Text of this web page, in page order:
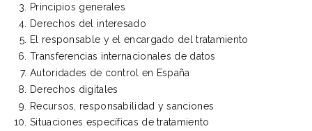
Principios generales
Derechos del interesado
El responsable y el encargado del tratamiento
Transferencias internacionales de datos
Autoridades de control en España
Derechos digitales
Recursos, responsabilidad y sanciones
Situaciones específicas de tratamiento